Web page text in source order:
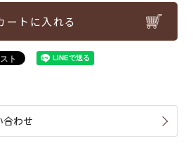
ートに入れる
合わせ